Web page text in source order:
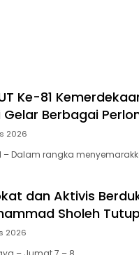
Ke-81
Berbagai
2026
– Dalam rangka
dan Aktivis
Sholeh
2026